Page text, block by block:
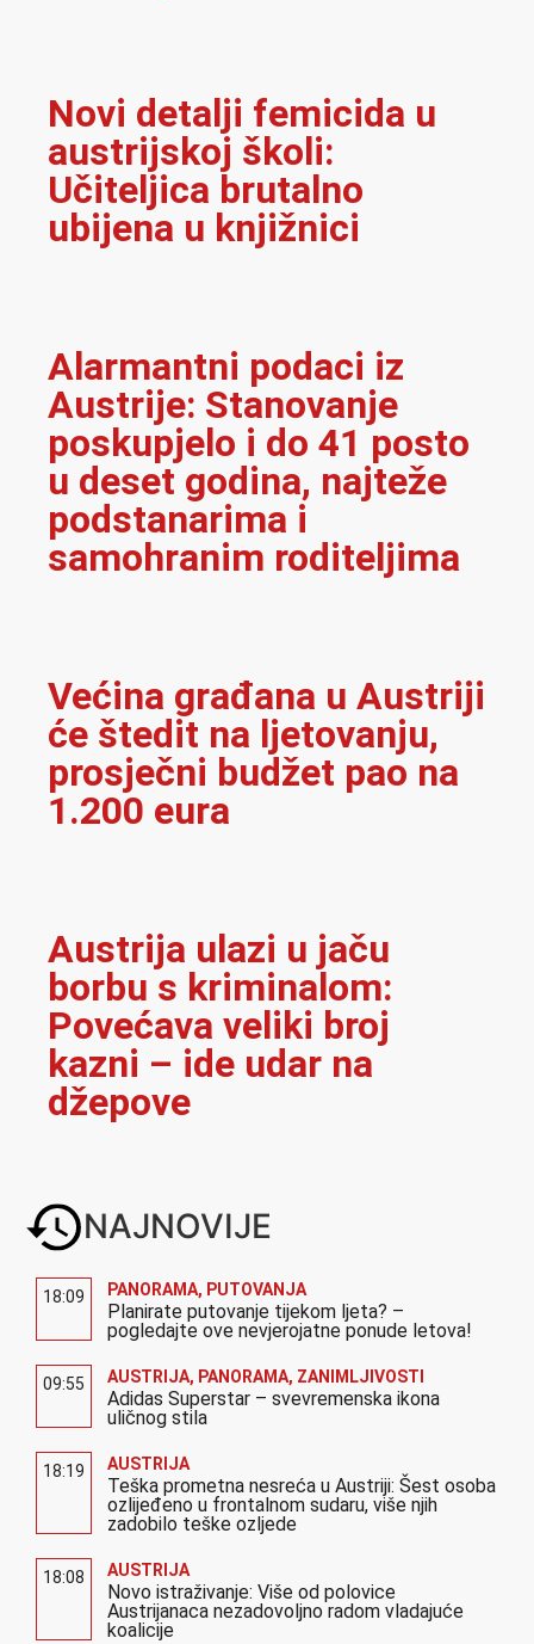
Novi detalji femicida u
austrijskoj školi:
Učiteljica brutalno
ubijena u knjižnici
Alarmantni podaci iz
Austrije: Stanovanje
poskupjelo i do 41 posto
u deset godina, najteže
podstanarima i
samohranim roditeljima
Većina građana u Austriji
će štedit na ljetovanju,
prosječni budžet pao na
1.200 eura
Austrija ulazi u jaču
borbu s kriminalom:
Povećava veliki broj
kazni – ide udar na
džepove
NAJNOVIJE
18:09 PANORAMA, PUTOVANJA
Planirate putovanje tijekom ljeta? –
pogledajte ove nevjerojatne ponude letova!
09:55 AUSTRIJA, PANORAMA, ZANIMLJIVOSTI
Adidas Superstar – svevremenska ikona
uličnog stila
18:19 AUSTRIJA
Teška prometna nesreća u Austriji: Šest osoba
ozlijeđeno u frontalnom sudaru, više njih
zadobilo teške ozljede
18:08 AUSTRIJA
Novo istraživanje: Više od polovice
Austrijanaca nezadovoljno radom vladajuće
koalicije